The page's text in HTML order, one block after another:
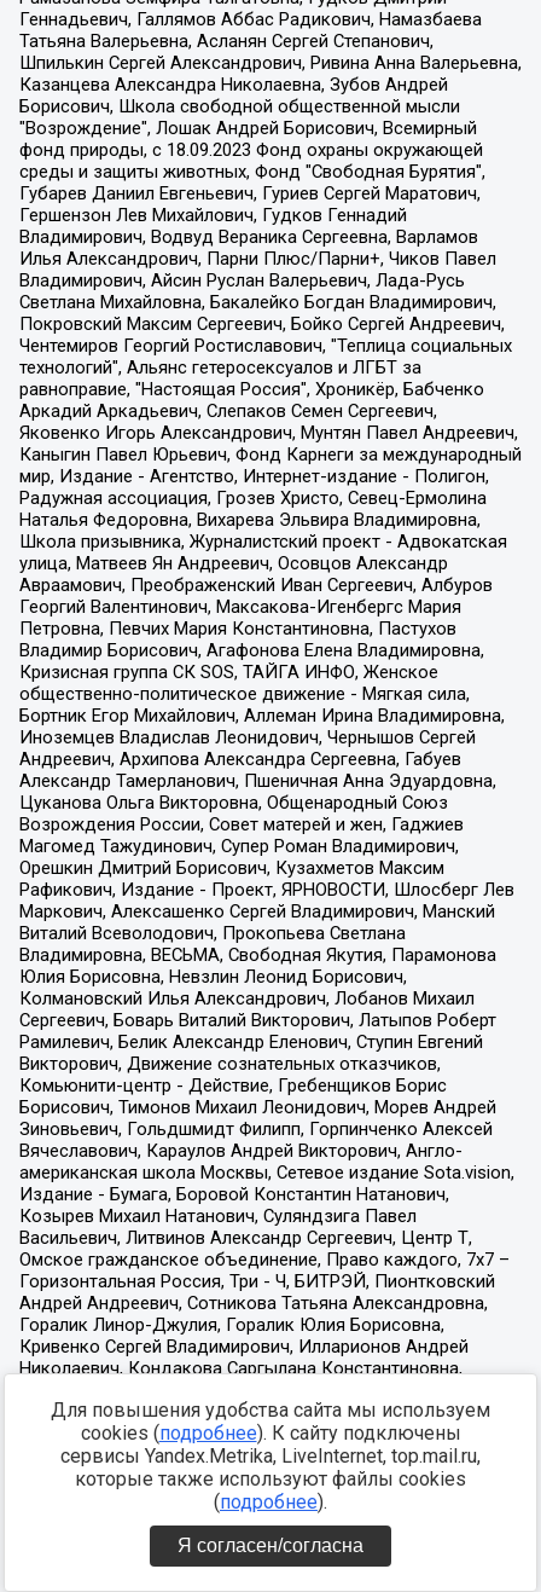
Для повышения удобства сайта мы используем
cookies (подробнее). К сайту подключены
сервисы Yandex.Metrika, LiveInternet, top.mail.ru,
которые также используют файлы cookies
(подробнее).
Я согласен/согласна